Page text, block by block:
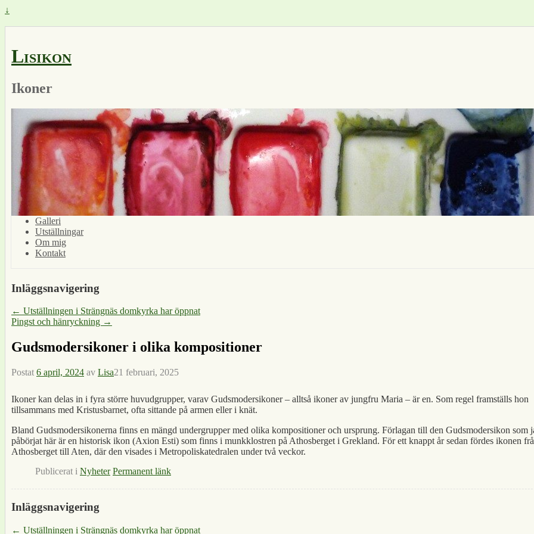
↓
Lisikon
Ikoner
Galleri
Utställningar
Om mig
Kontakt
Inläggsnavigering
← Utställningen i Strängnäs domkyrka har öppnat
Pingst och hänryckning →
Gudsmodersikoner i olika kompositioner
Postat 6 april, 2024 av Lisa21 februari, 2025
Ikoner kan delas in i fyra större huvudgrupper, varav Gudsmodersikoner – alltså ikoner av jungfru Maria – är en. Som regel framställs hon
tillsammans med Kristusbarnet, ofta sittande på armen eller i knät.
Bland Gudsmodersikonerna finns en mängd undergrupper med olika kompositioner och ursprung. Förlagan till den Gudsmodersikon som
påbörjat här är en historisk ikon (Axion Esti) som finns i munkklostren på Athosberget i Grekland. För ett knappt år sedan fördes ikonen
Athosberget till Aten, där den visades i Metropoliskatedralen under två veckor.
Publicerat i Nyheter Permanent länk
Inläggsnavigering
← Utställningen i Strängnäs domkyrka har öppnat